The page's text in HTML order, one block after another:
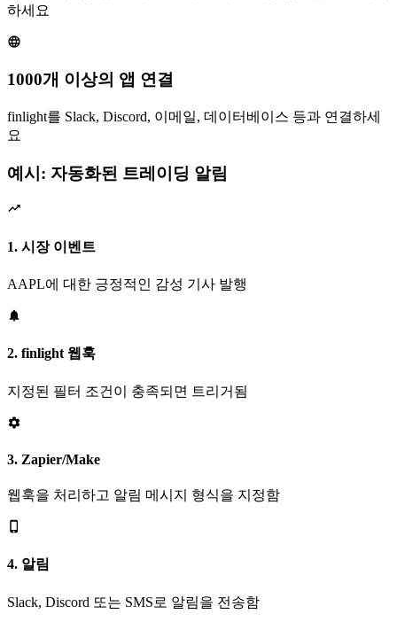
하세요
1000개 이상의 앱 연결
finlight를 Slack, Discord, 이메일, 데이터베이스 등과 연결하세
요
예시: 자동화된 트레이딩 알림
1. 시장 이벤트
AAPL에 대한 긍정적인 감성 기사 발행
2. finlight 웹훅
지정된 필터 조건이 충족되면 트리거됨
3. Zapier/Make
웹훅을 처리하고 알림 메시지 형식을 지정함
4. 알림
Slack, Discord 또는 SMS로 알림을 전송함